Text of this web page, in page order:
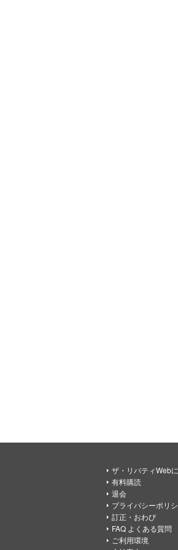
ザ・リバティWeb
有料購読
退会
プライバシーポリ
訂正・おわび
FAQ よくある質問
ご利用環境